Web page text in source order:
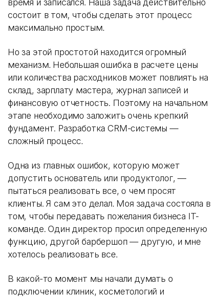
время и записался. Наша задача действительно
состоит в том, чтобы сделать этот процесс
максимально простым.
Но за этой простотой находится огромный
механизм. Небольшая ошибка в расчете цены
или количества расходников может повлиять на
склад, зарплату мастера, журнал записей и
финансовую отчетность. Поэтому на начальном
этапе необходимо заложить очень крепкий
фундамент. Разработка CRM-системы —
сложный процесс.
Одна из главных ошибок, которую может
допустить основатель или продуктолог, —
пытаться реализовать все, о чем просят
клиенты. Я сам это делал. Моя задача состояла в
том, чтобы передавать пожелания бизнеса IT-
команде. Один директор просил определенную
функцию, другой барбершоп — другую, и мне
хотелось реализовать все.
В какой-то момент мы начали думать о
подключении клиник, косметологий и